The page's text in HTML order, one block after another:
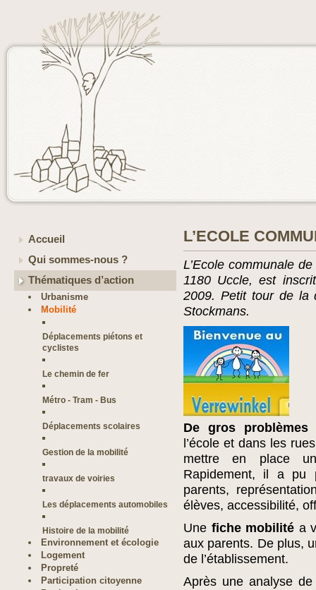
Accueil
Qui sommes-nous ?
Thématiques d’action
Urbanisme
Mobilité
Déplacements piétons et
cyclistes
Le chemin de fer
Métro - Tram - Bus
Déplacements scolaires
Gestion de la mobilité
travaux de voiries
Les déplacements automobiles
Histoire de la mobilité
Environnement et écologie
Logement
Propreté
Participation citoyenne
L’ECOLE
L’Ecole communale
1180 Uccle, est
2009. Petit tour de la
Stockmans.
De gros problèmes
l’école et dans les
mettre en place
Rapidement, il a pu
parents,
élèves, accessibilité,
Une fiche mobilité a
aux parents. De plus,
de l’établissement.
Après une analyse de